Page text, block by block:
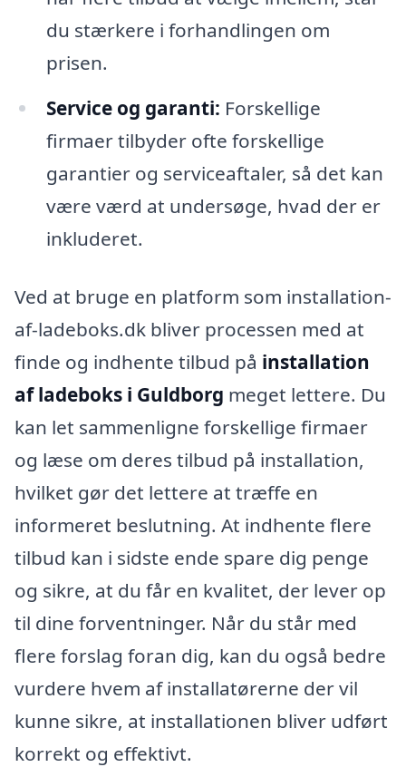
du stærkere i forhandlingen om
prisen.
Service og garanti: Forskellige
firmaer tilbyder ofte forskellige
garantier og serviceaftaler, så det kan
være værd at undersøge, hvad der er
inkluderet.
Ved at bruge en platform som installation-
af-ladeboks.dk bliver processen med at
finde og indhente tilbud på installation
af ladeboks i Guldborg meget lettere. Du
kan let sammenligne forskellige firmaer
og læse om deres tilbud på installation,
hvilket gør det lettere at træffe en
informeret beslutning. At indhente flere
tilbud kan i sidste ende spare dig penge
og sikre, at du får en kvalitet, der lever op
til dine forventninger. Når du står med
flere forslag foran dig, kan du også bedre
vurdere hvem af installatørerne der vil
kunne sikre, at installationen bliver udført
korrekt og effektivt.